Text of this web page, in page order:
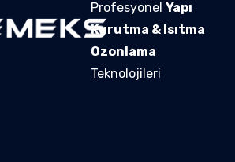
Profesyonel Yapı
Kurutma & Isıtma
Ozonlama
Teknolojileri